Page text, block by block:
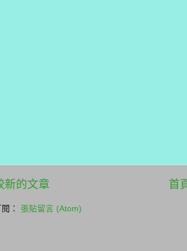
新的文章 首
： 張貼留言 (Atom)